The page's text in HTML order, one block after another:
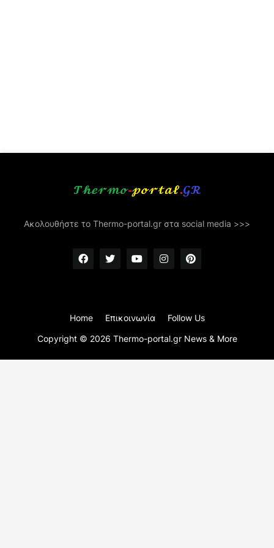
Ακολουθήστε το Thermo-portal.gr στα social media >>>
Copyright © 2026 Thermo-portal.gr News & More
Home Επικοινωνία Follow Us